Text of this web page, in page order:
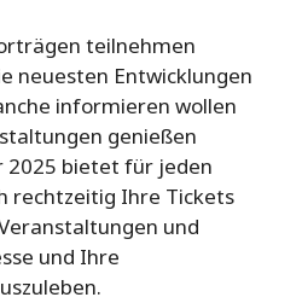
teilnehmen
neuesten Entwicklungen
informieren wollen
genießen
2025 bietet für jeden
rechtzeitig Ihre Tickets
und
und Ihre